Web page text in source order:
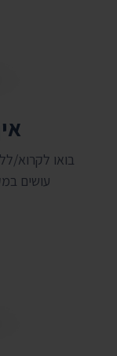
בואו לקרוא/
עושים